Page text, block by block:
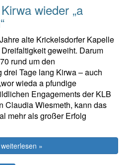
wieder „a
alte Krickelsdorfer Kapelle
geweiht. Darum
rund um den
Tage lang Kirwa – auch
wieda a pfundige
Engagements der KLB
Claudia Wiesmeth, kann das
mehr als großer Erfolg
weiterlesen »